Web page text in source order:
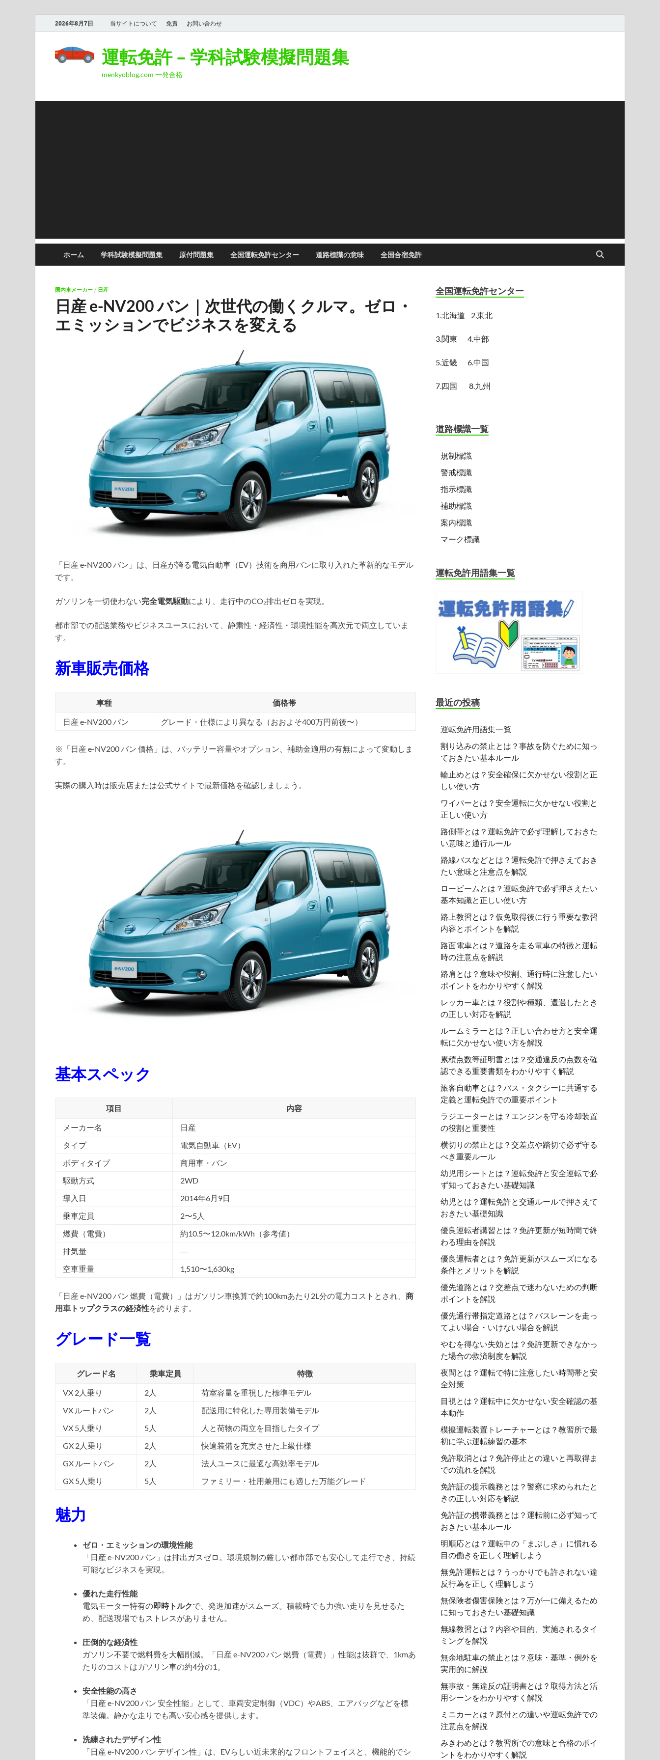
2026年8月7日 当サイトについて 免責 お問い合わせ
運転免許 – 学科試験模擬問題集
menkyoblog.com 一発合格
ホーム 学科試験模擬問題集 原付問題集 全国運転免許センター 道路標識の意味 全国合宿免許
国内車メーカー / 日産
日産 e-NV200 バン｜次世代の働くクルマ。ゼロ・
エミッションでビジネスを変える
「日産 e-NV200 バン」は、日産が誇る電気自動車（EV）技術を商用バンに取り入れた革新的なモデル
です。
ガソリンを一切使わない完全電気駆動により、走行中のCO₂排出ゼロを実現。
都市部での配送業務やビジネスユースにおいて、静粛性・経済性・環境性能を高次元で両立していま
す。
新車販売価格
車種 価格帯
日産 e-NV200 バン グレード・仕様により異なる（おおよそ400万円前後〜）
※「日産 e-NV200 バン 価格」は、バッテリー容量やオプション、補助金適用の有無によって変動しま
す。
実際の購入時は販売店または公式サイトで最新価格を確認しましょう。
基本スペック
項目 内容
メーカー名
日産
タイプ
電気自動車（EV）
ボディタイプ
商用車・バン
駆動方式
2WD
導入日
2014年6月9日
乗車定員
2〜5人
燃費（電費）
約10.5〜12.0km/kWh（参考値）
排気量
―
空車重量
1,510〜1,630kg
「日産 e-NV200 バン 燃費（電費）」はガソリン車換算で約100kmあたり2L分の電力コストとされ、 商
用車トップクラスの経済性を誇ります。
グレード一覧
グレード名 乗車定員 特徴
VX 2人乗り 2人
荷室容量を重視した標準モデル
VX ルートバン
2人
配送用に特化した専用装備モデル
VX 5人乗り
5人
人と荷物の両立を目指したタイプ
GX 2人乗り
2人
快適装備を充実させた上級仕様
GX ルートバン
2人
法人ユースに最適な高効率モデル
GX 5人乗り
5人 ファミリー・社用兼用にも適した万能グレード
魅力
ゼロ・エミッションの環境性能
「日産 e-NV200 バン」は排出ガスゼロ。環境規制の厳しい都市部でも安心して走行でき、持続
可能なビジネスを実現。
優れた走行性能
電気モーター特有の即時トルクで、発進加速がスムーズ。積載時でも力強い走りを見せるた
め、配送現場でもストレスがありません。
圧倒的な経済性
ガソリン不要で燃料費を大幅削減。「日産 e-NV200 バン 燃費（電費）」性能は抜群で、1kmあ
たりのコストはガソリン車の約4分の1。
安全性能の高さ
「日産 e-NV200 バン 安全性能」として、車両安定制御（VDC）やABS、エアバッグなどを標
準装備。静かな走りでも高い安心感を提供します。
洗練されたデザイン性
「日産 e-NV200 バン デザイン性」は、EVらしい近未来的なフロントフェイスと、機能的でシ
全国運転免許センター
1.北海道 2.東北
3.関東 4.中部
5.近畿 6.中国
7.四国 8.九州
道路標識一覧
規制標識
警戒標識
指示標識
補助標識
案内標識
マーク標識
運転免許用語集一覧
最近の投稿
運転免許用語集一覧
割り込みの禁止とは？事故を防ぐために知っ
ておきたい基本ルール
輪止めとは？安全確保に欠かせない役割と正
しい使い方
ワイパーとは？安全運転に欠かせない役割と
正しい使い方
路側帯とは？運転免許で必ず理解しておきた
い意味と通行ルール
路線バスなどとは？運転免許で押さえておき
たい意味と注意点を解説
ロービームとは？運転免許で必ず押さえたい
基本知識と正しい使い方
路上教習とは？仮免取得後に行う重要な教習
内容とポイントを解説
路面電車とは？道路を走る電車の特徴と運転
時の注意点を解説
路肩とは？意味や役割、通行時に注意したい
ポイントをわかりやすく解説
レッカー車とは？役割や種類、遭遇したとき
の正しい対応を解説
ルームミラーとは？正しい合わせ方と安全運
転に欠かせない使い方を解説
累積点数等証明書とは？交通違反の点数を確
認できる重要書類をわかりやすく解説
旅客自動車とは？バス・タクシーに共通する
定義と運転免許での重要ポイント
ラジエーターとは？エンジンを守る冷却装置
の役割と重要性
横切りの禁止とは？交差点や踏切で必ず守る
べき重要ルール
幼児用シートとは？運転免許と安全運転で必
ず知っておきたい基礎知識
幼児とは？運転免許と交通ルールで押さえて
おきたい基礎知識
優良運転者講習とは？免許更新が短時間で終
わる理由を解説
優良運転者とは？免許更新がスムーズになる
条件とメリットを解説
優先道路とは？交差点で迷わないための判断
ポイントを解説
優先通行帯指定道路とは？バスレーンを走っ
てよい場合・いけない場合を解説
やむを得ない失効とは？免許更新できなかっ
た場合の救済制度を解説
夜間とは？運転で特に注意したい時間帯と安
全対策
目視とは？運転中に欠かせない安全確認の基
本動作
模擬運転装置トレーチャーとは？教習所で最
初に学ぶ運転練習の基本
免許取消とは？免許停止との違いと再取得ま
での流れを解説
免許証の提示義務とは？警察に求められたと
きの正しい対応を解説
免許証の携帯義務とは？運転前に必ず知って
おきたい基本ルール
明順応とは？運転中の「まぶしさ」に慣れる
目の働きを正しく理解しよう
無免許運転とは？うっかりでも許されない違
反行為を正しく理解しよう
無保険者傷害保険とは？万が一に備えるため
に知っておきたい基礎知識
無線教習とは？内容や目的、実施されるタイ
ミングを解説
無余地駐車の禁止とは？意味・基準・例外を
実用的に解説
無事故・無違反の証明書とは？取得方法と活
用シーンをわかりやすく解説
ミニカーとは？原付との違いや運転免許での
注意点を解説
みきわめとは？教習所での意味と合格のポイ
ントをわかりやすく解説